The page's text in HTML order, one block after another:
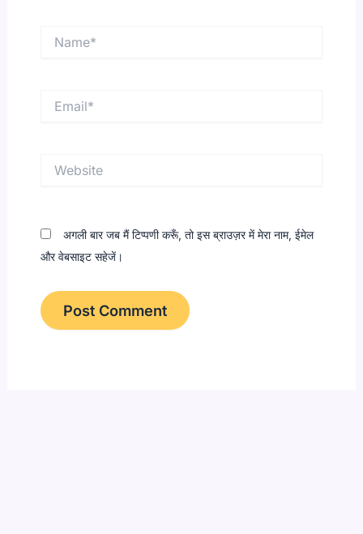
अगली बार जब मैं टिप्पणी करूँ, तो इस ब्राउज़र में मेरा नाम, ईमेल
और वेबसाइट सहेजें।